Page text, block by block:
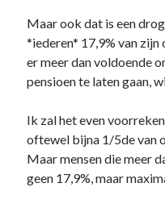
Pensioen fondsen
Plaatjesboek
Politiek
Samenleving
Verkeer
wapenhandel
Winst
Maar ook dat is een
*iederen* 17,9% van zijn
er meer dan voldoende
pensioen te laten gaan,
Ik zal het even
oftewel bijna 1/5de van
Maar mensen die meer
geen 17,9%, maar